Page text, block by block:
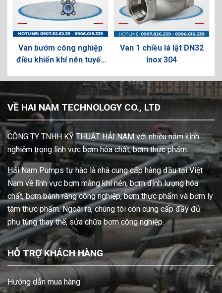
Van bướm công nghiệp
điều khiển khí nén tuyến
Van 1 chiều lá lật DN32
Inox 304
VỀ HAI NAM TECHNOLOGY CO., LTD
CÔNG TY TNHH KỸ THUẬT HẢI NAM với nhiều năm kinh
nghiệm trong lĩnh vực bơm hóa chất, bơm thực phẩm.
Hải Nam Pumps tự hào là nhà cung cấp hàng đầu tại Việt
Nam về lĩnh vực bơm màng khí nén, bơm định lượng hóa
chất, bơm bánh răng công nghiệp, bơm thực phẩm và bơm ly
tâm thực phẩm. Ngoài ra, chúng tôi còn cung cấp đầy đủ
phụ tùng thay thế, sửa chữa bơm công nghiệp.
HỖ TRỢ KHÁCH HÀNG
Hướng dẫn mua hàng